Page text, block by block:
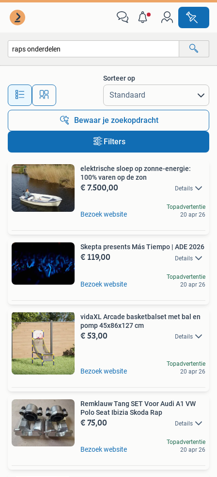
Alle afstanden…
Sorteer op
Bewaar je zoekopdracht
Filters
elektrische sloep op zonne-energie:
100% varen op de zon
€ 7.500,00 Details
Bezoek website
Topadvertentie
20 apr 26
Skepta presents Más Tiempo | ADE 2026
€ 119,00 Details
Bezoek website
Topadvertentie
20 apr 26
vidaXL Arcade basketbalset met bal en
pomp 45x86x127 cm
€ 53,00 Details
Bezoek website
Topadvertentie
20 apr 26
Remklauw Tang SET Voor Audi A1 VW
Polo Seat Ibizia Skoda Rap
€ 75,00 Details
Bezoek website
Topadvertentie
20 apr 26